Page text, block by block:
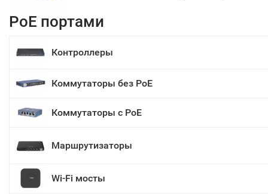
PoE портами
Контроллеры
Коммутаторы без PoE
Коммутаторы с PoE
Маршрутизаторы
Wi-Fi мосты